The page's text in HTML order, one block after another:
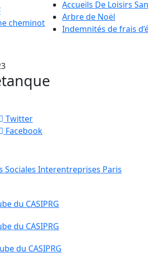
cheminot
Accueils De Loisirs
Arbre de Noël
Indemnités de frais
Twitter
Facebook